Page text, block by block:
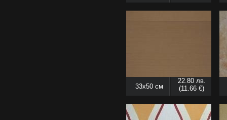
33x50 см
22.80 лв.
(11.66 €)